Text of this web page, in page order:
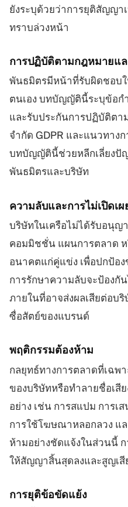
ยังระบุด้วยว่าการยุติสัญญา
ทราบล่วงหน้า
การปฏิบัติตามกฎหมายแ
พันธมิตรมีหน้าที่รับผิดชอบใ
ตนเอง บทบัญญัตินี้ระบุข้อก
และรับประกันการปฏิบัติต
จำกัด GDPR และแนวทาง
บทบัญญัตินี้ช่วยหลีกเลี่ยงปั
พันธมิตรและบริษัท
ความลับและการไม่เปิดเ
บริษัทในเครือไม่ได้รับอนุญ
คอมมิชชั่น แผนการตลาด
อนาคตแก่คู่แข่ง เพื่อปกป้อ
การรักษาความลับจะป้องกั
ภายในที่อาจส่งผลเสียต่อบ
ซื่อสัตย์ของแบรนด์
พฤติกรรมต้องห้าม
กลยุทธ์ทางการตลาดที่เฉพ
ของบริษัทหรือทำลายชื่อเสี
อย่าง เช่น การสแปม การเ
การใช้โฆษณาหลอกลวง แ
ห้ามอย่างชัดแจ้งในส่วนนี้
ให้สัญญาสิ้นสุดลงและสูญเ
การยุติข้อขัดแย้ง